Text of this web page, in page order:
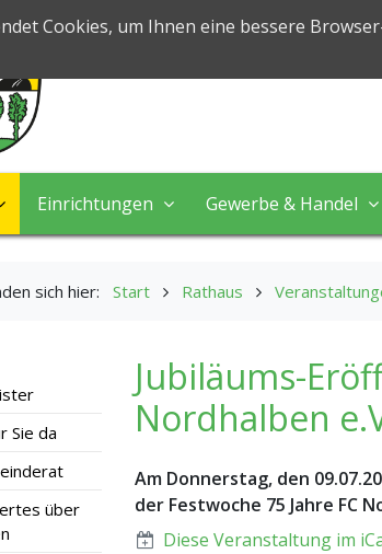
Cookies, um Ihnen eine bessere
Markt
Leben & Arbeiten in
Einrichtungen Gewerbe & Handel
sich hier: Start Rathaus
Sie da
über
Jubiläums-
Nordhalben
Am Donnerstag, den
der Festwoche 75 Jahre FC
Diese Veranstaltung im